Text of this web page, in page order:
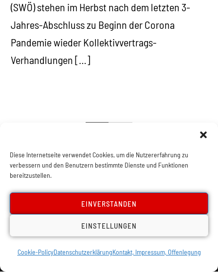
Diese Internetseite verwendet Cookies, um die Nutzererfahrung zu
verbessern und den Benutzern bestimmte Dienste und Funktionen
bereitzustellen.
EINVERSTANDEN
EINSTELLUNGEN
Cookie-PolicyDatenschutzerklärungKontakt, Impressum, Offenlegung
(SWÖ) stehen im Herbst nach dem letzten 3-
Jahres-Abschluss zu Beginn der Corona
Pandemie wieder Kollektivvertrags-
Verhandlungen […]